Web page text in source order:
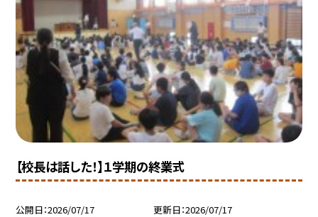
【校長は話した！】１学期の終業式
公開日 2026/07/17 更新日 2026/07/17